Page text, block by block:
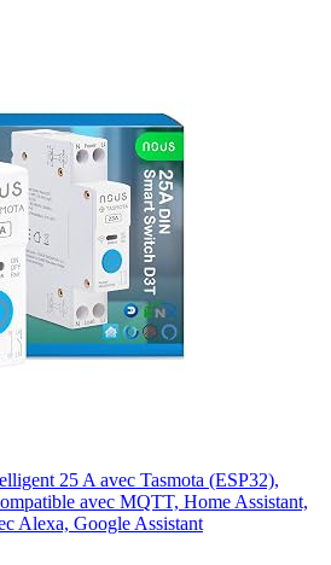
25 A avec Tasmota (ESP32),
avec MQTT, Home Assistant,
Alexa, Google Assistant